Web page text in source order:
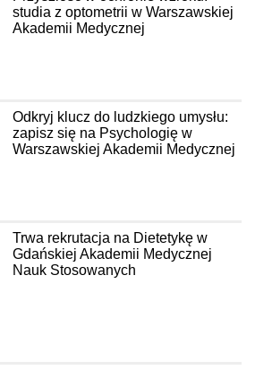
studia z optometrii w Warszawskiej
Akademii Medycznej
Odkryj klucz do ludzkiego umysłu:
zapisz się na Psychologię w
Warszawskiej Akademii Medycznej
Trwa rekrutacja na Dietetykę w
Gdańskiej Akademii Medycznej
Nauk Stosowanych